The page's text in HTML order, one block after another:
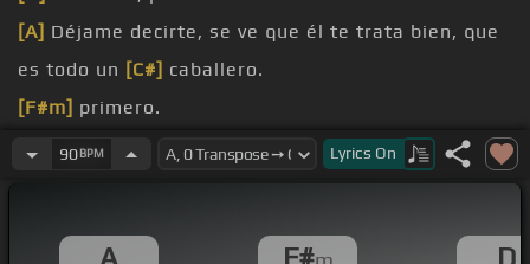
[A] Déjame decirte, se ve que él te trata bien, que
es todo un [C#] caballero.
[F#m] primero.
te quiero.
90BPM Lyrics On
A F# D